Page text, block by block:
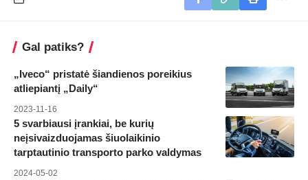
Gal patiks?
„Iveco“ pristatė šiandienos poreikius
atliepiantį „Daily“
2023-11-16
5 svarbiausi įrankiai, be kurių
neįsivaizduojamas šiuolaikinio
tarptautinio transporto parko valdymas
2024-05-02